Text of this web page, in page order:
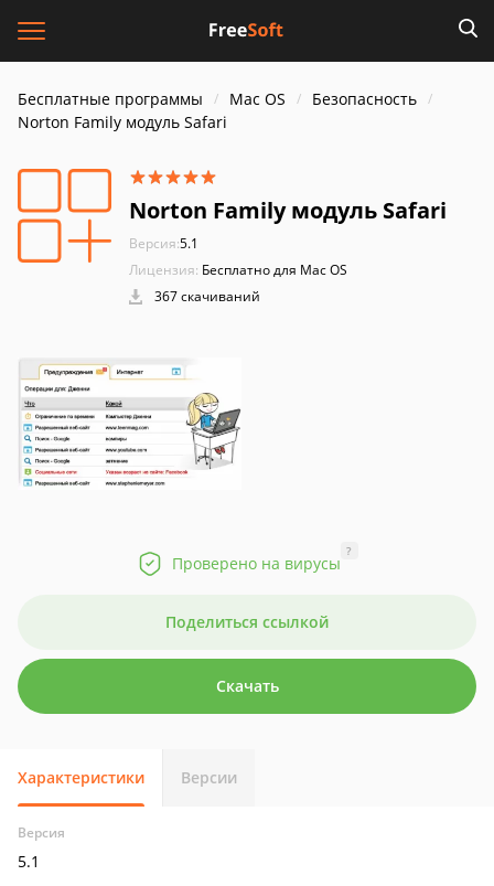
Бесплатные программы Mac OS
Безопасность
Norton Family модуль Safari
Norton Family модуль Safari
Версия:5.1
Лицензия: Бесплатно для Mac OS
367 скачиваний
Проверено на вирусы
?
Поделиться ссылкой
Скачать
Характеристики Версии
Версия
5.1